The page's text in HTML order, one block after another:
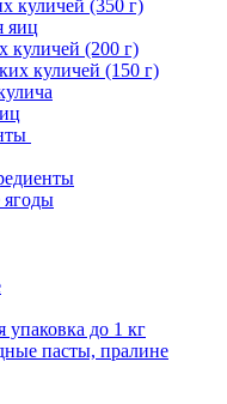
куличей (350 г)
яиц
куличей (200 г)
куличей (150 г)
упаковка до 1 кг
пасты, пралине